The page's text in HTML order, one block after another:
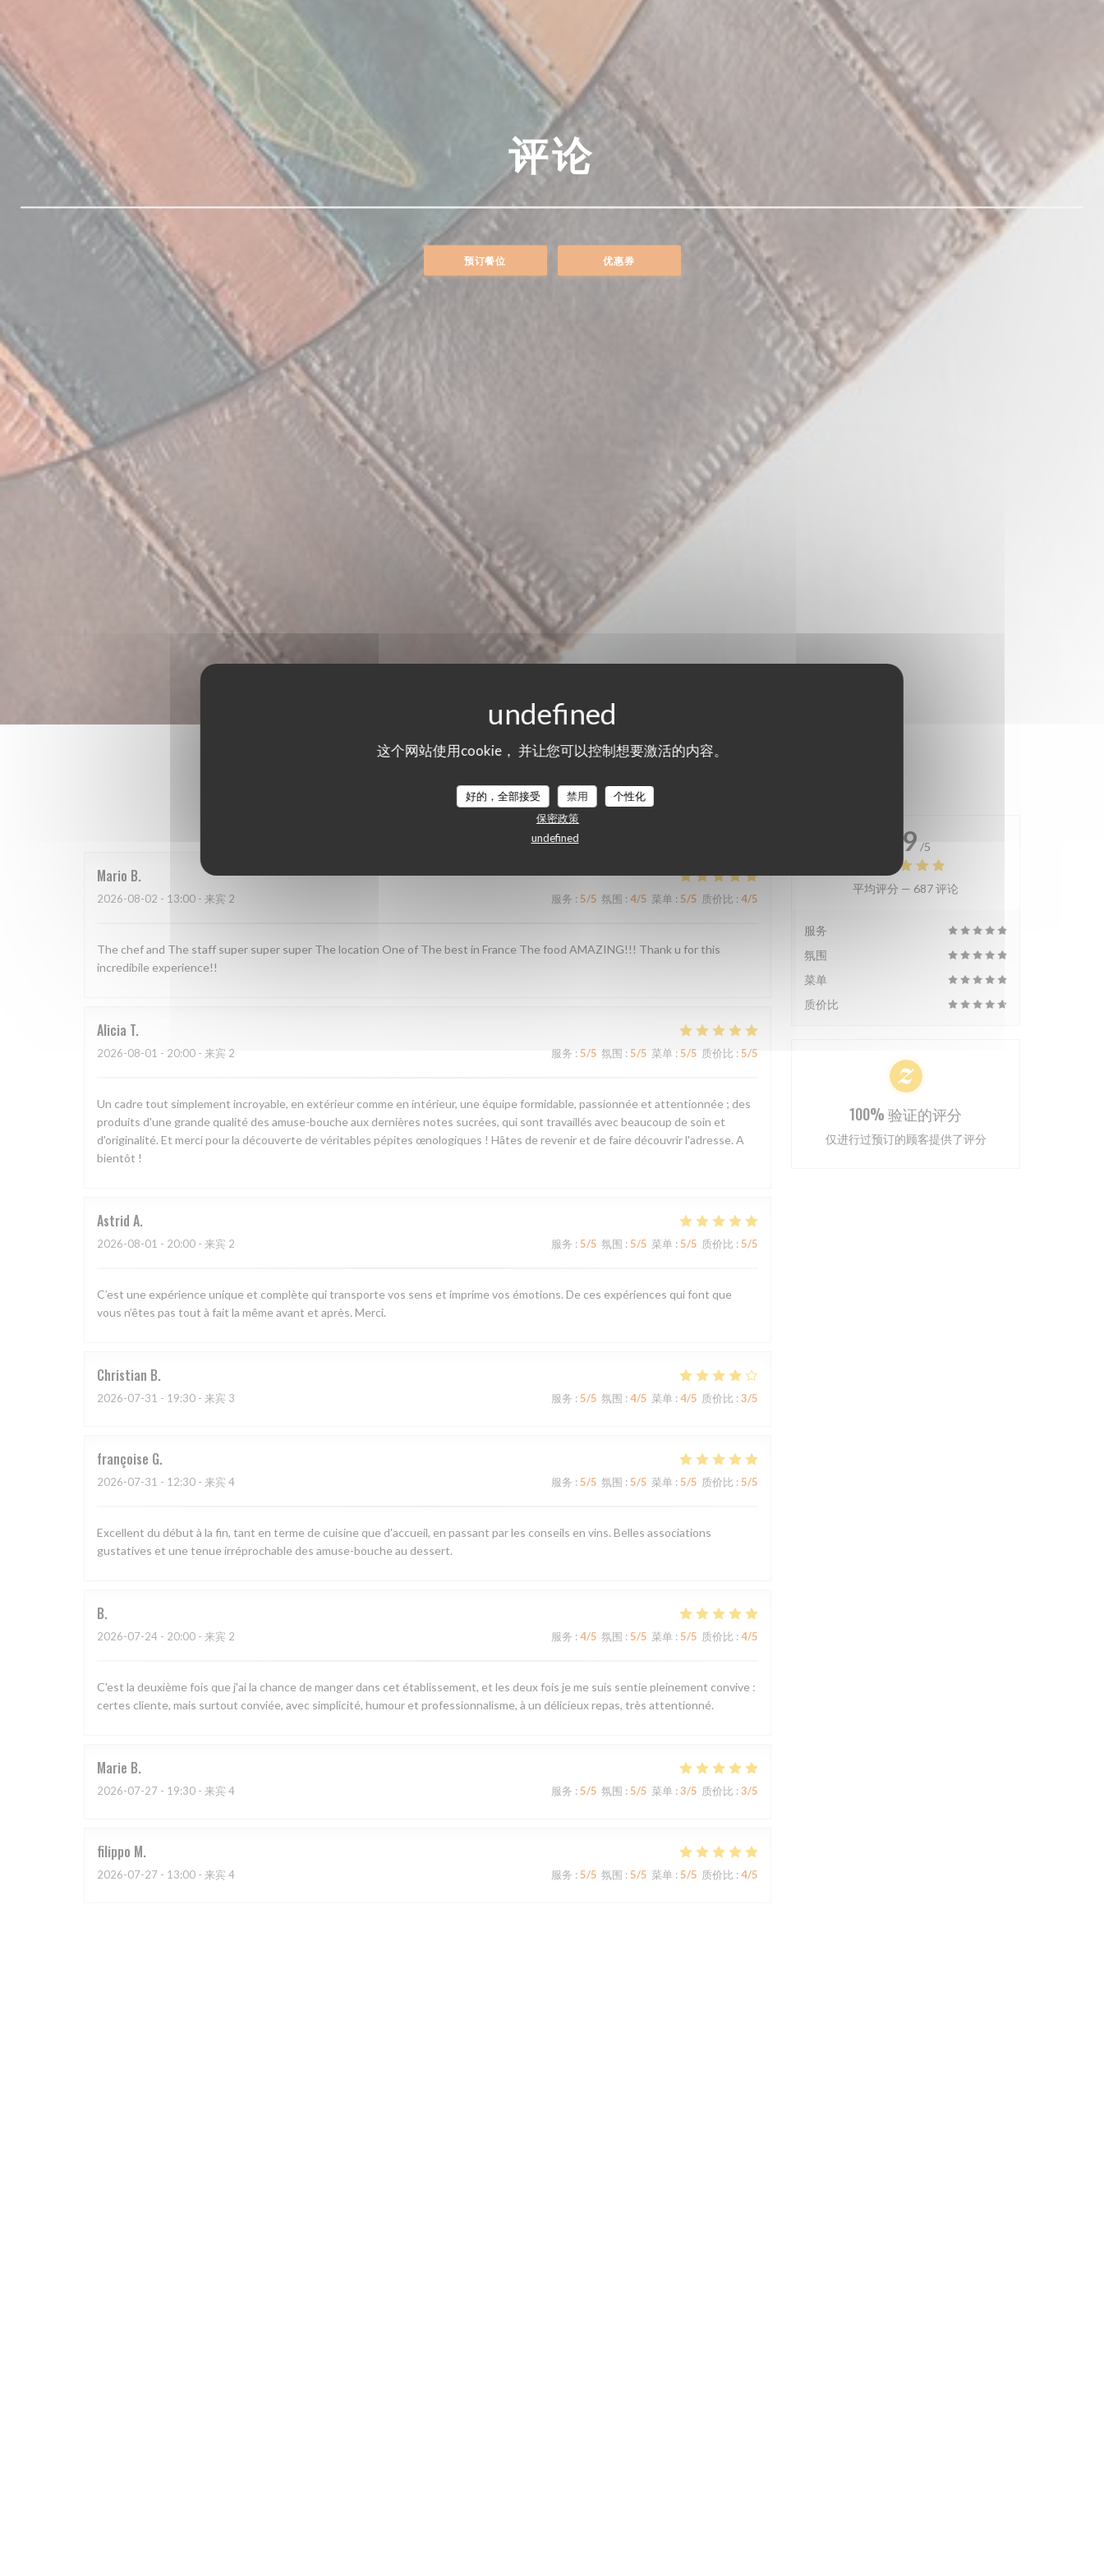
这个网站使用cookie， 并让您可以控制想要激活的内容。
好的，全部接受 禁用
个性化
保密政策
undefined
评论
预订餐位 优惠券
我们的顾客评分
Mario B
2026-08-02 - 13:00 - 来宾 2 服务 : 5/5 氛围 : 4/5 菜单 : 5/5 质价比 : 4/5
The chef and The staff super super super The location One of The best in France The food AMAZING!!! Thank u for this
incredibile experience!!
Alicia T
2026-08-01 - 20:00 - 来宾 2 服务 : 5/5 氛围 : 5/5 菜单 : 5/5 质价比 : 5/5
Un cadre tout simplement incroyable, en extérieur comme en intérieur, une équipe formidable, passionnée et attentionnée ; des
produits d'une grande qualité des amuse-bouche aux dernières notes sucrées, qui sont travaillés avec beaucoup de soin et
d'originalité. Et merci pour la découverte de véritables pépites œnologiques ! Hâtes de revenir et de faire découvrir l'adresse. A
bientôt !
Astrid A
2026-08-01 - 20:00 - 来宾 2 服务 : 5/5 氛围 : 5/5 菜单 : 5/5 质价比 : 5/5
C’est une expérience unique et complète qui transporte vos sens et imprime vos émotions. De ces expériences qui font que
vous n’êtes pas tout à fait la même avant et après. Merci.
Christian B
2026-07-31 - 19:30 - 来宾 3 服务 : 5/5 氛围 : 4/5 菜单 : 4/5 质价比 : 3/5
françoise G
2026-07-31 - 12:30 - 来宾 4 服务 : 5/5 氛围 : 5/5 菜单 : 5/5 质价比 : 5/5
Excellent du début à la fin, tant en terme de cuisine que d'accueil, en passant par les conseils en vins. Belles associations
gustatives et une tenue irréprochable des amuse-bouche au dessert.
B
2026-07-24 - 20:00 - 来宾 2 服务 : 4/5 氛围 : 5/5 菜单 : 5/5 质价比 : 4/5
C'est la deuxième fois que j'ai la chance de manger dans cet établissement, et les deux fois je me suis sentie pleinement convive :
certes cliente, mais surtout conviée, avec simplicité, humour et professionnalisme, à un délicieux repas, très attentionné.
Marie B
2026-07-27 - 19:30 - 来宾 4 服务 : 5/5 氛围 : 5/5 菜单 : 3/5 质价比 : 3/5
filippo M
2026-07-27 - 13:00 - 来宾 4 服务 : 5/5 氛围 : 5/5 菜单 : 5/5 质价比 : 4/5
4.9 /5
平均评分 — 687 评论
服务
氛围
菜单
质价比
100% 验证的评分
仅进行过预订的顾客提供了评分